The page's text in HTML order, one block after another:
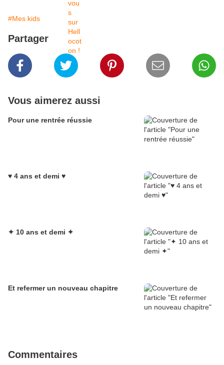
#Mes kids
Partager
Vous aimerez aussi
Pour une rentrée réussie
♥ 4 ans et demi ♥
✦ 10 ans et demi ✦
Et refermer un nouveau chapitre
Commentaires